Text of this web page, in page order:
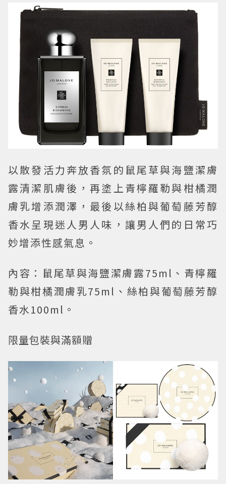
以散發活力奔放香氛的鼠尾草與海鹽潔膚
露清潔肌膚後，再塗上青檸羅勒與柑橘潤
膚乳增添潤澤，最後以絲柏與葡萄藤芳醇
香水呈現迷人男人味，讓男人們的日常巧
妙增添性感氣息。
內容：鼠尾草與海鹽潔膚露75ml、青檸羅
勒與柑橘潤膚乳75ml、絲柏與葡萄藤芳醇
香水100ml。
限量包裝與滿額贈